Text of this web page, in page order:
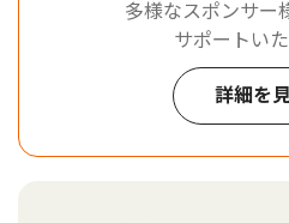
多様なスポンサー
サポートいた
詳細を